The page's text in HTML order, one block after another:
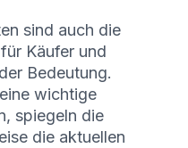
sind auch die
Käufer und
Bedeutung.
wichtige
spiegeln die
die aktuellen